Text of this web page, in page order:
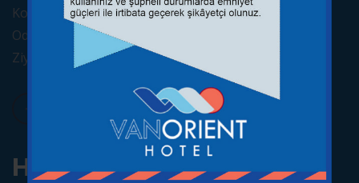
Konaklamalara Ev Sahipliği Yapmaktır. 25 Premium
Odadan oluşan Van Orient Hotel, Yerli Ve Yabancı
Ziyaretçilere Tam Kapasite Hizmet Vermektedir.
Hızlı Bağlantılar